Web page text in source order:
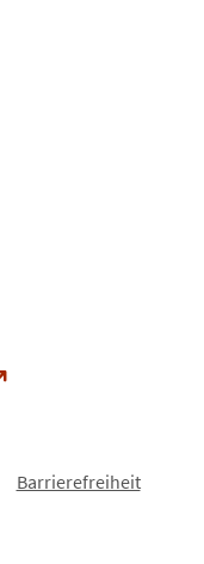
Barrierefreiheit